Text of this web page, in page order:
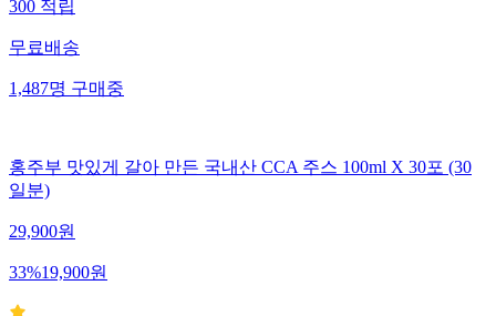
300적립
무료배송
1,487명구매중
홍주부 맛있게 갈아 만든 국내산 CCA 주스 100ml X 30포 (30
일분)
29,900원
33%19,900원